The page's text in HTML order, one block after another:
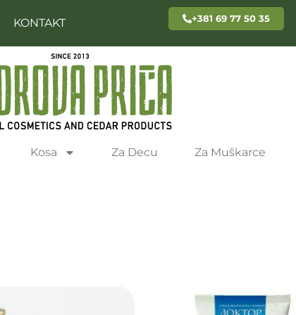
KONTAKT +381 69 77 50 35
Kosa Za Decu Za Muškarce